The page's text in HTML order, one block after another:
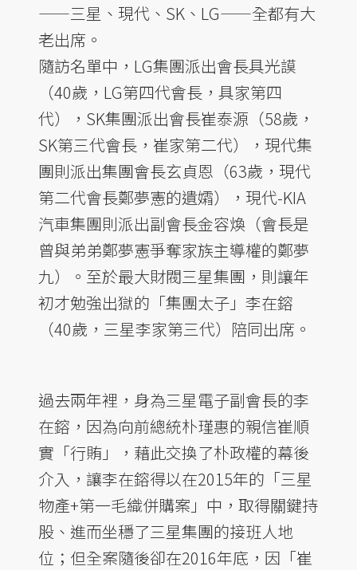
——三星、現代、SK、LG——全都有大
老出席。
隨訪名單中，LG集團派出會長具光謨
（40歲，LG第四代會長，具家第四
代），SK集團派出會長崔泰源（58歲，
SK第三代會長，崔家第二代），現代集
團則派出集團會長玄貞恩（63歲，現代
第二代會長鄭夢憲的遺孀），現代-KIA
汽車集團則派出副會長金容煥（會長是
曾與弟弟鄭夢憲爭奪家族主導權的鄭夢
九）。至於最大財閥三星集團，則讓年
初才勉強出獄的「集團太子」李在鎔
（40歲，三星李家第三代）陪同出席。
過去兩年裡，身為三星電子副會長的李
在鎔，因為向前總統朴瑾惠的親信崔順
實「行賄」，藉此交換了朴政權的幕後
介入，讓李在鎔得以在2015年的「三星
物產+第一毛織併購案」中，取得關鍵持
股、進而坐穩了三星集團的接班人地
位；但全案隨後卻在2016年底，因「崔